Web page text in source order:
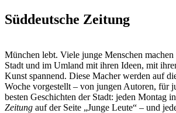
Post:
Süddeutsche Zeitung
München lebt. Viele junge Menschen
Stadt und im Umland mit ihren Ideen, mit
Kunst spannend. Diese Macher werden auf
Woche vorgestellt – von jungen Autoren, für
besten Geschichten der Stadt: jeden Montag
Zeitung auf der Seite „Junge Leute“ – und